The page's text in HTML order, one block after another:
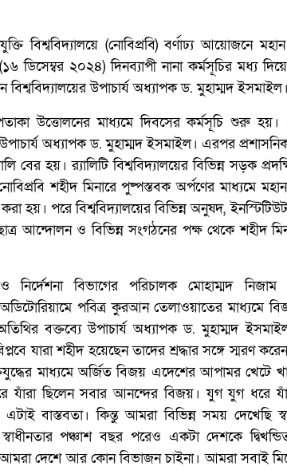
বিশ্ববিদ্যালয়ে (নোবিপ্রবি) বর্ণাঢ্য আয়োজনে
২০২৪) দিনব্যাপী নানা কর্মসূচির মধ্য
বিশ্ববিদ্যালয়ের উপাচার্য অধ্যাপক ড. মুহাম্মদ ইসমাইল।
উত্তোলনের মাধ্যমে দিবসের কর্মসূচি শুরু
অধ্যাপক ড. মুহাম্মদ ইসমাইল। এরপর
বের হয়। র‌্যালিটি বিশ্ববিদ্যালয়ের বিভিন্ন সড়ক
শহীদ মিনারে পুষ্পস্তবক অর্পণের মাধ্যমে
করা হয়। পরে বিশ্ববিদ্যালয়ের বিভিন্ন অনুষদ,
আন্দোলন ও বিভিন্ন সংগঠনের পক্ষ থেকে শহীদ
বিভাগের পরিচালক মোহাম্মদ নিজাম
অডিটোরিয়ামে পবিত্র কুরআন তেলাওয়াতের মাধ্যমে
বক্তব্যে উপাচার্য অধ্যাপক ড. মুহাম্মদ
যারা শহীদ হয়েছেন তাদের শ্রদ্ধার সঙ্গে স্মরণ
মাধ্যমে অর্জিত বিজয় এদেশের আপামর খেটে
যাঁরা ছিলেন সবার আনন্দের বিজয়। যুগ যুগ ধরে
বাস্তবতা। কিন্তু আমরা বিভিন্ন সময় দেখেছি
পঞ্চাশ বছর পরেও একটা দেশকে
দেশে আর কোন বিভাজন চাইনা। আমরা সবাই